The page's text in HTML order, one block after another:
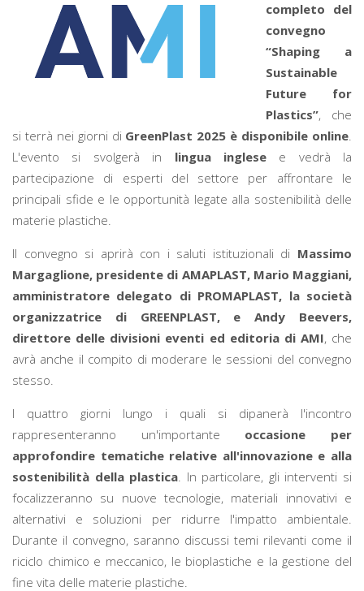
completo del
convegno
“Shaping a
Sustainable
Future for
Plastics”, che
si terrà nei giorni di GreenPlast 2025 è disponibile online.
L'evento si svolgerà in lingua inglesee vedrà la
partecipazione di esperti del settore per affrontare le
principali sfide e le opportunità legate alla sostenibilità delle
materie plastiche.
Il convegno si aprirà con i saluti istituzionali di Massimo
Margaglione, presidente di AMAPLAST, Mario Maggiani,
amministratore delegato di PROMAPLAST, la società
organizzatrice di GREENPLAST, e Andy Beevers,
direttore delle divisioni eventi ed editoria di AMI, che
avrà anche il compito di moderare le sessioni del convegno
stesso.
I quattro giorni lungo i quali si dipanerà l'incontro
rappresenteranno un'importante occasione per
approfondire tematiche relative all'innovazione e alla
sostenibilità della plastica. In particolare, gli interventi si
focalizzeranno su nuove tecnologie, materiali innovativi e
alternativi e soluzioni per ridurre l'impatto ambientale.
Durante il convegno, saranno discussi temi rilevanti come il
riciclo chimico e meccanico, le bioplastiche e la gestione del
fine vita delle materie plastiche.